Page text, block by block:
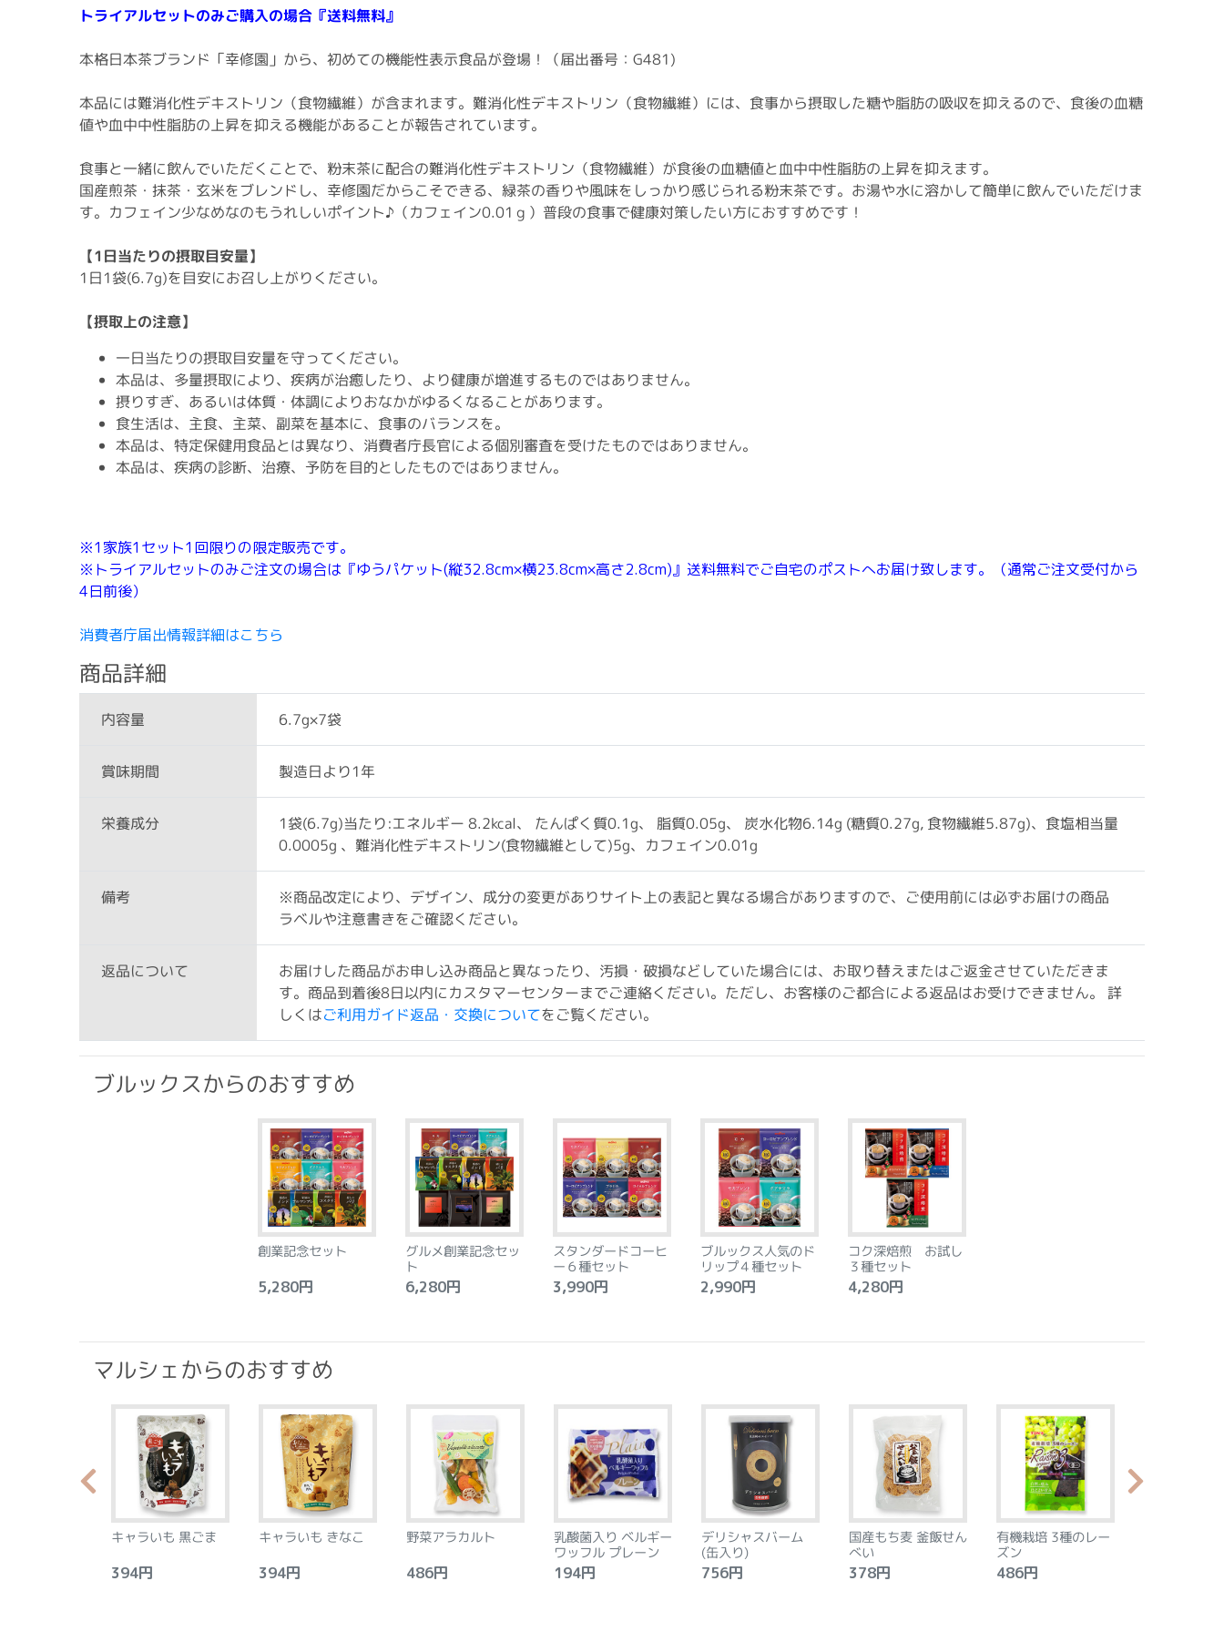
トライアルセットのみご購入の場合『送料無料』
本格日本茶ブランド「幸修園」から、初めての機能性表示食品が登場！（届出番号：G481)
本品には難消化性デキストリン（食物繊維）が含まれます。難消化性デキストリン（食物繊維）には、食事から摂取した糖や脂肪の吸収を抑えるので、食後の血糖
値や血中中性脂肪の上昇を抑える機能があることが報告されています。
食事と一緒に飲んでいただくことで、粉末茶に配合の難消化性デキストリン（食物繊維）が食後の血糖値と血中中性脂肪の上昇を抑えます。
国産煎茶・抹茶・玄米をブレンドし、幸修園だからこそできる、緑茶の香りや風味をしっかり感じられる粉末茶です。お湯や水に溶かして簡単に飲んでいただけま
す。カフェイン少なめなのもうれしいポイント♪（カフェイン0.01ｇ）普段の食事で健康対策したい方におすすめです！
【1日当たりの摂取目安量】
1日1袋(6.7g)を目安にお召し上がりください。
【摂取上の注意】
一日当たりの摂取目安量を守ってください。
本品は、多量摂取により、疾病が治癒したり、より健康が増進するものではありません。
摂りすぎ、あるいは体質・体調によりおなかがゆるくなることがあります。
食生活は、主食、主菜、副菜を基本に、食事のバランスを。
本品は、特定保健用食品とは異なり、消費者庁長官による個別審査を受けたものではありません。
本品は、疾病の診断、治療、予防を目的としたものではありません。
※1家族1セット1回限りの限定販売です。
※トライアルセットのみご注文の場合は『ゆうパケット(縦32.8cm×横23.8cm×高さ2.8cm)』送料無料でご自宅のポストへお届け致します。（通常ご注文受付から
4日前後）
消費者庁届出情報詳細はこちら
商品詳細
内容量 6.7g×7袋
賞味期間 製造日より1年
栄養成分 1袋(6.7g)当たり:エネルギー 8.2kcal、 たんぱく質0.1g、 脂質0.05g、 炭水化物6.14g (糖質0.27g, 食物繊維5.87g)、食塩相当量
0.0005g 、難消化性デキストリン(食物繊維として)5g、カフェイン0.01g
備考 ※商品改定により、デザイン、成分の変更がありサイト上の表記と異なる場合がありますので、ご使用前には必ずお届けの商品
ラベルや注意書きをご確認ください。
返品について お届けした商品がお申し込み商品と異なったり、汚損・破損などしていた場合には、お取り替えまたはご返金させていただきま
す。商品到着後8日以内にカスタマーセンターまでご連絡ください。ただし、お客様のご都合による返品はお受けできません。 詳
しくはご利用ガイド返品・交換についてをご覧ください。
ブルックスからのおすすめ
創業記念セット
5,280円
グルメ創業記念セッ
ト
6,280円
スタンダードコーヒ
ー６種セット
3,990円
ブルックス人気のド
リップ４種セット
2,990円
コク深焙煎 お試し
３種セット
4,280円
マルシェからのおすすめ
キャラいも 黒ごま
394円
キャラいも きなこ
394円
野菜アラカルト
486円
乳酸菌入り ベルギー
ワッフル プレーン
194円
デリシャスバーム
(缶入り)
756円
国産もち麦 釜飯せん
べい
378円
有機栽培 3種のレー
ズン
486円